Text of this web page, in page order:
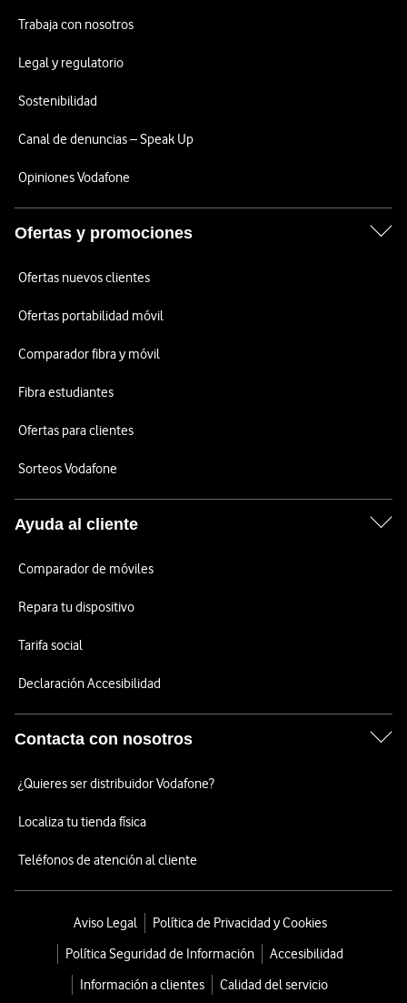
Trabaja con nosotros
Legal y regulatorio
Sostenibilidad
Canal de denuncias – Speak Up
Opiniones Vodafone
Ofertas y promociones
Ofertas nuevos clientes
Ofertas portabilidad móvil
Comparador fibra y móvil
Fibra estudiantes
Ofertas para clientes
Sorteos Vodafone
Ayuda al cliente
Comparador de móviles
Repara tu dispositivo
Tarifa social
Declaración Accesibilidad
Contacta con nosotros
¿Quieres ser distribuidor Vodafone?
Localiza tu tienda física
Teléfonos de atención al cliente
Aviso Legal
Política de Privacidad y Cookies
Política Seguridad de Información
Accesibilidad
Información a clientes
Calidad del servicio